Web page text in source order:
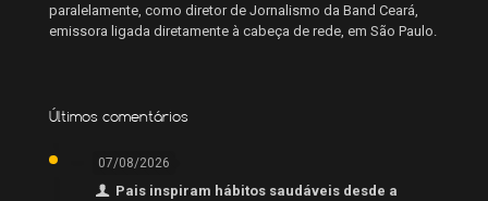
paralelamente, como diretor de Jornalismo da Band Ceará,
emissora ligada diretamente à cabeça de rede, em São Paulo.
Últimos comentários
07/08/2026
Pais inspiram hábitos saudáveis desde a